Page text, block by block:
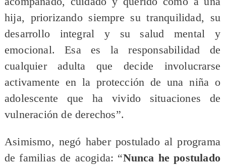
hija, priorizando siempre su tranquilidad, su
desarrollo integral y su salud mental y
emocional. Esa es la responsabilidad de
cualquier adulta que decide involucrarse
activamente en la protección de una niña o
adolescente que ha vivido situaciones de
vulneración de derechos”.
Asimismo, negó haber postulado al programa
de familias de acogida: “Nunca he postulado